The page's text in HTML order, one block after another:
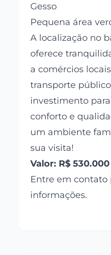
Gesso
Pequena área
A localização no
oferece
a comércios
transporte
investimento
conforto e
um ambiente
sua visita!
Valor: R$ 530.000
Entre em contato
informações.